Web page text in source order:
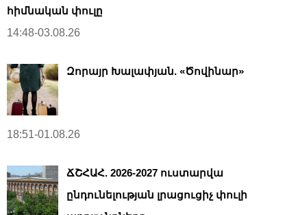
հիմնական փուլը
14:48-03.08.26
Զորայր Խալափյան. «Ծովինար»
18:51-01.08.26
ՃՇՀԱՀ. 2026-2027 ուստարվա
ընդունելության լրացուցիչ փուլի